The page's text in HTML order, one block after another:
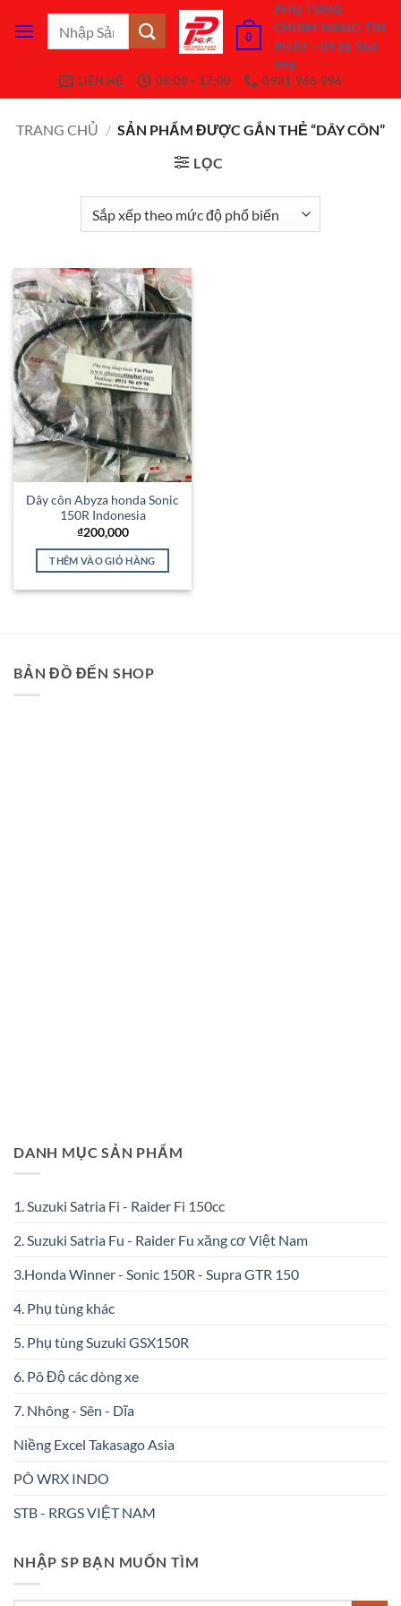
qua
0
PHỤ TÙNG
CHÍNH HÃNG TÍN
PHÁT - 0931 966
996
LIÊN HỆ
08:00 - 17:00 0931 966 996
TRANG CHỦ / SẢN PHẨM ĐƯỢC GẮN THẺ “DÂY CÔN”
LỌC
Add to
Wishlist
Dây côn Abyza honda Sonic
150R Indonesia
₫200,000
THÊM VÀO GIỎ HÀNG
BẢN ĐỒ ĐẾN SHOP
DANH MỤC SẢN PHẨM
1. Suzuki Satria Fi - Raider Fi 150cc
2. Suzuki Satria Fu - Raider Fu xăng cơ Việt Nam
3.Honda Winner - Sonic 150R - Supra GTR 150
4. Phụ tùng khác
5. Phụ tùng Suzuki GSX150R
6. Pô Độ các dòng xe
7. Nhông - Sên - Dĩa
Niềng Excel Takasago Asia
PÔ WRX INDO
STB - RRGS VIỆT NAM
NHẬP SP BẠN MUỐN TÌM